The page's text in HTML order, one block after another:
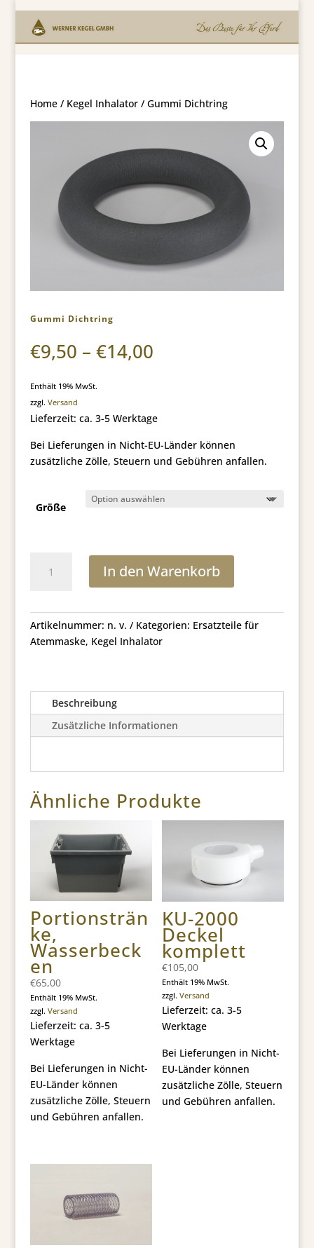
Home/ Kegel Inhalator/ Gummi Dichtring
Gummi Dichtring
€9,50 – €14,00Preisspanne:
Enthält 19% MwSt.
zzgl. Versand
Lieferzeit: ca. 3-5 Werktage
Bei Lieferungen in Nicht-EU-Länder können
zusätzliche Zölle, Steuern und Gebühren anfallen.
Größe
Dichtring
In den Warenkorb
Artikelnummer: n. v. Kategorien: Ersatzteile für
Atemmaske, Kegel Inhalator
Beschreibung
Zusätzliche Informationen
Ähnliche Produkte
Portionsträn
ke,
Wasserbeck
en
€65,00
Enthält 19% MwSt.
zzgl. Versand
Lieferzeit: ca. 3-5
Werktage
Bei Lieferungen in Nicht-
EU-Länder können
zusätzliche Zölle, Steuern
und Gebühren anfallen.
KU-2000
Deckel
komplett
€105,00
Enthält 19% MwSt.
zzgl.Versand
Lieferzeit: ca. 3-5
Werktage
Bei Lieferungen in Nicht-
EU-Länder können
zusätzliche Zölle, Steuern
und Gebühren anfallen.